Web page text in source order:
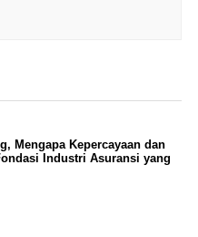
Mengapa Kepercayaan dan
Industri Asuransi yang